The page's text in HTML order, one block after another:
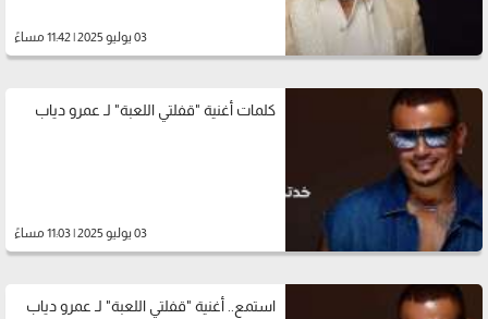
03 يوليو 2025 | 11:42 مساءً
كلمات أغنية "قفلتي اللعبة" لـ عمرو دياب
03 يوليو 2025 | 11:03 مساءً
استمع.. أغنية "قفلتي اللعبة" لـ عمرو دياب